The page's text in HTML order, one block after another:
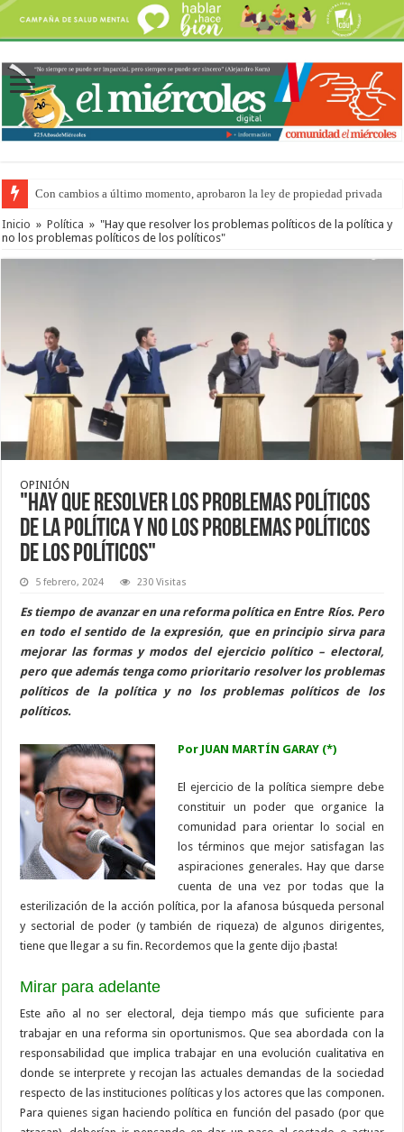
Con cambios a último momento, aprobaron la ley de propiedad privada
Inicio » Política » "Hay que resolver los problemas políticos de la política y
no los problemas políticos de los políticos"
OPINIÓN
"Hay que resolver los problemas políticos
de la política y no los problemas políticos
de los políticos"
5 febrero, 2024 230 Visitas
Es tiempo de avanzar en una reforma política en Entre Ríos. Pero
en todo el sentido de la expresión, que en principio sirva para
mejorar las formas y modos del ejercicio político – electoral,
pero que además tenga como prioritario resolver los problemas
políticos de la política y no los problemas políticos de los
políticos.
Por JUAN MARTÍN GARAY (*)
El ejercicio de la política siempre debe
constituir un poder que organice la
comunidad para orientar lo social en
los términos que mejor satisfagan las
aspiraciones generales. Hay que darse
cuenta de una vez por todas que la
esterilización de la acción política, por la afanosa búsqueda personal
y sectorial de poder (y también de riqueza) de algunos dirigentes,
tiene que llegar a su fin. Recordemos que la gente dijo ¡basta!
Mirar para adelante
Este año al no ser electoral, deja tiempo más que suficiente para
trabajar en una reforma sin oportunismos. Que sea abordada con la
responsabilidad que implica trabajar en una evolución cualitativa en
donde se interprete y recojan las actuales demandas de la sociedad
respecto de las instituciones políticas y los actores que las componen.
Para quienes sigan haciendo política en función del pasado (por que